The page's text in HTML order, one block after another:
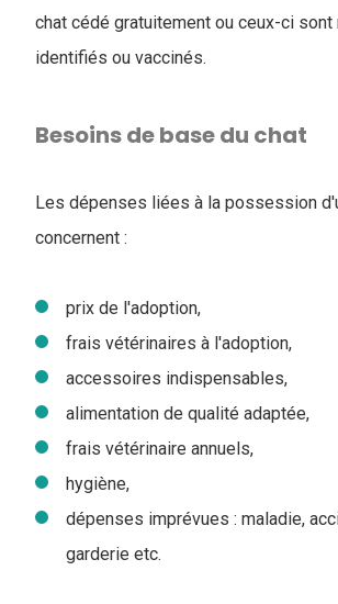
chat cédé gratuitement ou ceux-ci sont
identifiés ou vaccinés.
Besoins de base du chat
Les dépenses liées à la possession
concernent :
prix de l'adoption,
frais vétérinaires à l'adoption,
accessoires indispensables,
alimentation de qualité adaptée,
frais vétérinaire annuels,
hygiène,
dépenses imprévues : maladie,
garderie etc.